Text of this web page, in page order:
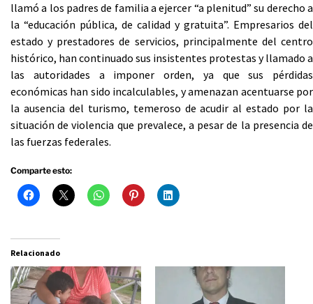
llamó a los padres de familia a ejercer “a plenitud” su derecho a
la “educación pública, de calidad y gratuita”. Empresarios del
estado y prestadores de servicios, principalmente del centro
histórico, han continuado sus insistentes protestas y llamado a
las autoridades a imponer orden, ya que sus pérdidas
económicas han sido incalculables, y amenazan acentuarse por
la ausencia del turismo, temeroso de acudir al estado por la
situación de violencia que prevalece, a pesar de la presencia de
las fuerzas federales.
Comparte esto:
Relacionado